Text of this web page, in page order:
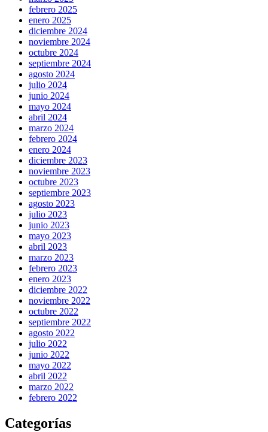
febrero 2025
enero 2025
diciembre 2024
noviembre 2024
octubre 2024
septiembre 2024
agosto 2024
julio 2024
junio 2024
mayo 2024
abril 2024
marzo 2024
febrero 2024
enero 2024
diciembre 2023
noviembre 2023
octubre 2023
septiembre 2023
agosto 2023
julio 2023
junio 2023
mayo 2023
abril 2023
marzo 2023
febrero 2023
enero 2023
diciembre 2022
noviembre 2022
octubre 2022
septiembre 2022
agosto 2022
julio 2022
junio 2022
mayo 2022
abril 2022
marzo 2022
febrero 2022
Categorías